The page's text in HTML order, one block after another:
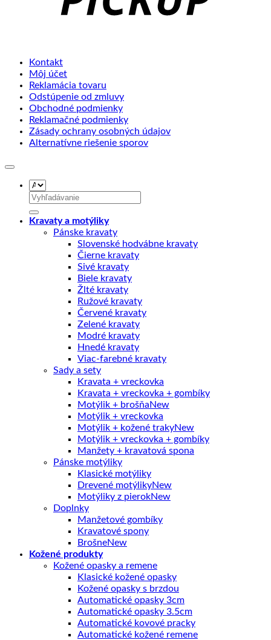
Kontakt
Môj účet
Reklamácia tovaru
Odstúpenie od zmluvy
Obchodné podmienky
Reklamačné podmienky
Zásady ochrany osobných údajov
Alternatívne riešenie sporov
Hľadať:
Kravaty a motýliky
Pánske kravaty
Slovenské hodvábne kravaty
Čierne kravaty
Sivé kravaty
Biele kravaty
Žlté kravaty
Ružové kravaty
Červené kravaty
Zelené kravaty
Modré kravaty
Hnedé kravaty
Viac-farebné kravaty
Sady a sety
Kravata + vreckovka
Kravata + vreckovka + gombíky
Motýlik + brošňa
Motýlik + vreckovka
Motýlik + kožené traky
Motýlik + vreckovka + gombíky
Manžety + kravatová spona
Pánske motýliky
Klasické motýliky
Drevené motýliky
Motýliky z pierok
Doplnky
Manžetové gombíky
Kravatové spony
Brošne
Kožené produkty
Kožené opasky a remene
Klasické kožené opasky
Kožené opasky s brzdou
Automatické opasky 3cm
Automatické opasky 3.5cm
Automatické kovové pracky
Automatické kožené remene